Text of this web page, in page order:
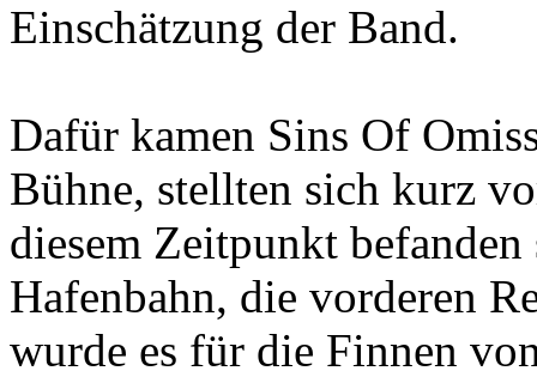
Einschätzung der Band.
Dafür kamen Sins Of
Bühne, stellten sich kurz
diesem Zeitpunkt
Hafenbahn, die vorderen
wurde es für die Finnen